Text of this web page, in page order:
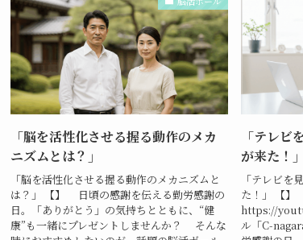
「脳を活性化させる握る動作のメカ
ニズムとは？」
「脳を活性化させる握る動作のメカニズムと
は？」 【】 日頃の感謝を伝える勤労感謝の
日。「ありがとう」の気持ちとともに、“健
康”も一緒にプレゼントしませんか？ そんな
「テレビ
が来た！」
「テレビを
た！」 【】
https://
ル「C-